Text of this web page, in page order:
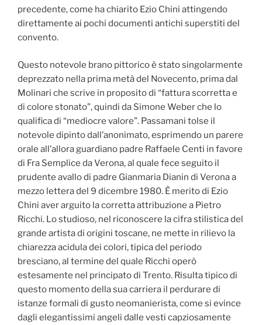
precedente, come ha chiarito Ezio Chini attingendo
direttamente ai pochi documenti antichi superstiti del
convento.
Questo notevole brano pittorico è stato singolarmente
deprezzato nella prima metà del Novecento, prima dal
Molinari che scrive in proposito di “fattura scorretta e
di colore stonato”, quindi da Simone Weber che lo
qualifica di “mediocre valore”. Passamani tolse il
notevole dipinto dall’anonimato, esprimendo un parere
orale all’allora guardiano padre Raffaele Centi in favore
di Fra Semplice da Verona, al quale fece seguito il
prudente avallo di padre Gianmaria Dianin di Verona a
mezzo lettera del 9 dicembre 1980. È merito di Ezio
Chini aver arguito la corretta attribuzione a Pietro
Ricchi. Lo studioso, nel riconoscere la cifra stilistica del
grande artista di origini toscane, ne mette in rilievo la
chiarezza acidula dei colori, tipica del periodo
bresciano, al termine del quale Ricchi operò
estesamente nel principato di Trento. Risulta tipico di
questo momento della sua carriera il perdurare di
istanze formali di gusto neomanierista, come si evince
dagli elegantissimi angeli dalle vesti capziosamente